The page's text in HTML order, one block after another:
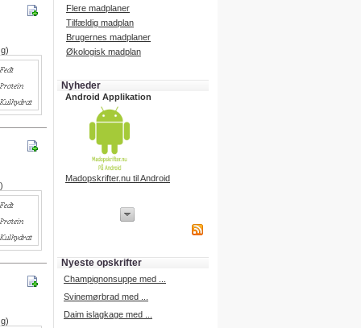
Flere madplaner
Tilfældig madplan
Brugernes madplaner
Økologisk madplan
Nyheder
Android Applikation
Madopskrifter.nu til Android
iPhone udvikling
Nyeste opskrifter
Champignonsuppe med ...
Svinemørbrad med ...
Daim islagkage med ...